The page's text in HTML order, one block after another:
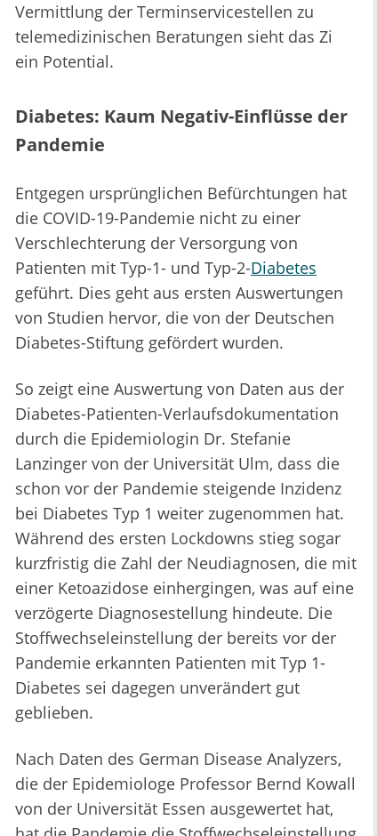
Vermittlung der Terminservicestellen zu
telemedizinischen Beratungen sieht das Zi
ein Potential.
Diabetes: Kaum Negativ-Einflüsse der
Pandemie
Entgegen ursprünglichen Befürchtungen hat
die COVID-19-Pandemie nicht zu einer
Verschlechterung der Versorgung von
Patienten mit Typ-1- und Typ-2-Diabetes
geführt. Dies geht aus ersten Auswertungen
von Studien hervor, die von der Deutschen
Diabetes-Stiftung gefördert wurden.
So zeigt eine Auswertung von Daten aus der
Diabetes-Patienten-Verlaufsdokumentation
durch die Epidemiologin Dr. Stefanie
Lanzinger von der Universität Ulm, dass die
schon vor der Pandemie steigende Inzidenz
bei Diabetes Typ 1 weiter zugenommen hat.
Während des ersten Lockdowns stieg sogar
kurzfristig die Zahl der Neudiagnosen, die mit
einer Ketoazidose einhergingen, was auf eine
verzögerte Diagnosestellung hindeute. Die
Stoffwechseleinstellung der bereits vor der
Pandemie erkannten Patienten mit Typ 1-
Diabetes sei dagegen unverändert gut
geblieben.
Nach Daten des German Disease Analyzers,
die der Epidemiologe Professor Bernd Kowall
von der Universität Essen ausgewertet hat,